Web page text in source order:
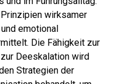
wirksamer
emotional
Die Fähigkeit zur
Deeskalation wird
Strategien der